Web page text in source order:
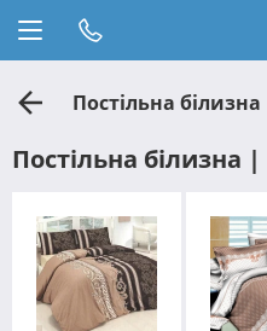
Постільна білизна
Постільна білизна |